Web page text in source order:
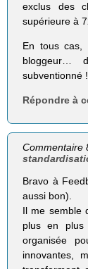
exclus des
supérieure à
En tous cas,
bloggeur…
subventionné !
Répondre à
Commentaire
Bravo à
aussi bon).
Il me semble
plus en plus
organisée
innovantes,